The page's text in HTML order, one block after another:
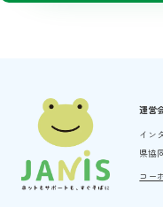
運営
イン
県協
コー